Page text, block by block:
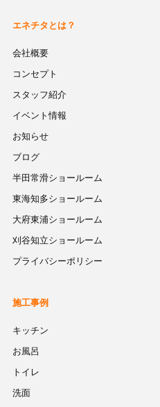
エネチタとは？
会社概要
コンセプト
スタッフ紹介
イベント情報
お知らせ
ブログ
半田常滑ショールーム
東海知多ショールーム
大府東浦ショールーム
刈谷知立ショールーム
プライバシーポリシー
施工事例
キッチン
お風呂
トイレ
洗面